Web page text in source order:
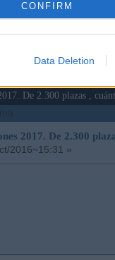
CONFIRM
Data Deletion
De 2.300 plazas ,
2017. De 2.300
2016~15:31 »